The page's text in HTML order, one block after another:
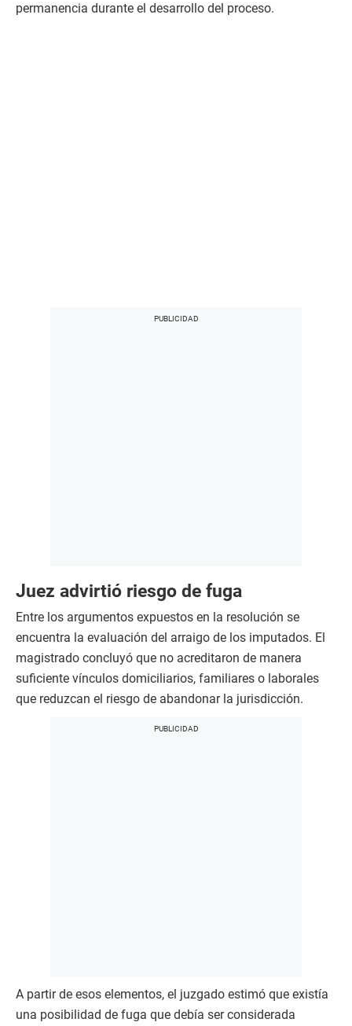
permanencia durante el desarrollo del proceso.
Juez advirtió riesgo de fuga
Entre los argumentos expuestos en la resolución se
encuentra la evaluación del arraigo de los imputados. El
magistrado concluyó que no acreditaron de manera
suficiente vínculos domiciliarios, familiares o laborales
que reduzcan el riesgo de abandonar la jurisdicción.
A partir de esos elementos, el juzgado estimó que existía
una posibilidad de fuga que debía ser considerada